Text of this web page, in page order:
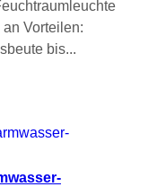
Vorteilen:
bis...